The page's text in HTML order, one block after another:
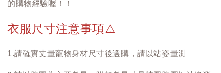
的購物經驗喔！！
衣服尺寸注意事項⚠️
1.請確實丈量寵物身材尺寸後選購，請以站姿量測